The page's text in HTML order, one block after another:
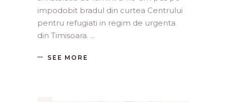
impodobit bradul din curtea Centrului
pentru refugiati in regim de urgenta
din Timisoara.
SEE MORE